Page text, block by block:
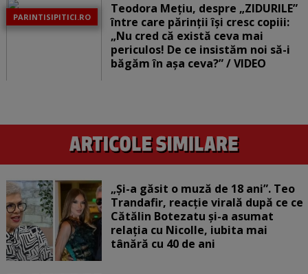
PARINTISIPITICI.RO
Teodora Mețiu, despre „ZIDURILE”
între care părinții își cresc copiii:
„Nu cred că există ceva mai
periculos! De ce insistăm noi să-i
băgăm în așa ceva?” / VIDEO
„Și-a găsit o muză de 18 ani”. Teo
Trandafir, reacție virală după ce ce
Cătălin Botezatu și-a asumat
relația cu Nicolle, iubita mai
tânără cu 40 de ani